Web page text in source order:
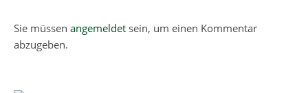
Sie müssen angemeldet sein, um einen Kommentar
abzugeben.